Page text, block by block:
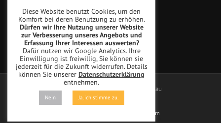
Fax: +49(0)2942-5799777
info@blomenroehr.com
Copyright © Blomenröhr Fahrzeugbau
Impressum
Diese Website benutzt Cookies, um den
Komfort bei deren Benutzung zu erhöhen.
Dürfen wir Ihre Nutzung unserer Website
zur Verbesserung unseres Angebots und
Erfassung Ihrer Interessen auswerten?
Dafür nutzen wir Google Analytics. Ihre
Einwilligung ist freiwillig, Sie können sie
jederzeit für die Zukunft widerrufen. Details
können Sie unserer Datenschutzerklärung
entnehmen.
Nein Ja, ich stimme zu.